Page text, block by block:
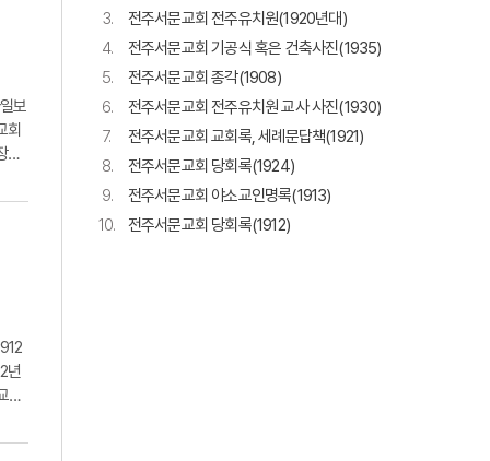
보
회
으
년
는
3.
전주서문교회 전주유치원(1920년대)
4.
전주서문교회 기공식 혹은 건축사진(1935)
5.
전주서문교회 종각(1908)
6.
전주서문교회 전주유치원 교사 사진(1930)
7.
전주서문교회 교회록, 세례문답책(1921)
8.
전주서문교회 당회록(1924)
9.
전주서문교회 야소교인명록(1913)
10.
전주서문교회 당회록(1912)